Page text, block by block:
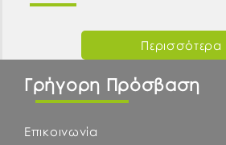
Περισσότερα
Γρήγορη Πρόσβαση
Επικοινωνία